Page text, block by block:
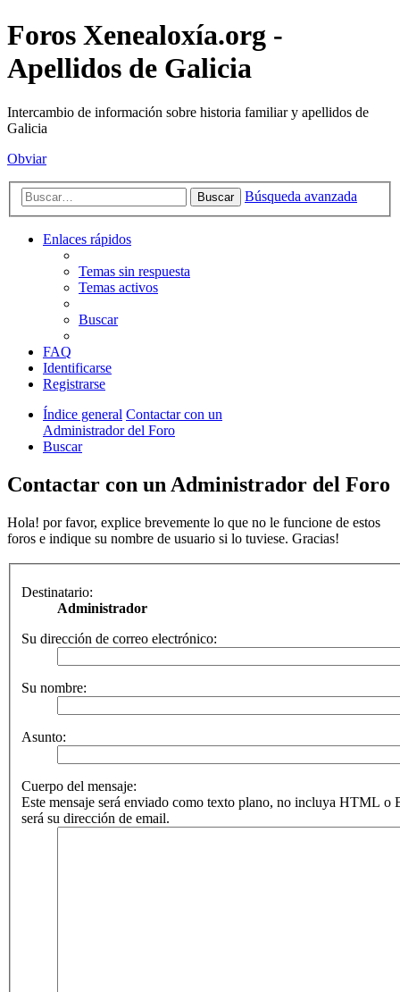
Foros Xenealoxía.org -
Apellidos de Galicia
Intercambio de información sobre historia familiar y apellidos de
Galicia
Obviar
Buscar Búsqueda avanzada
Enlaces rápidos
Temas sin respuesta
Temas activos
Buscar
FAQ
Identificarse
Registrarse
Índice general Contactar con un
Administrador del Foro
Buscar
Contactar con un Administrador del Foro
Hola! por favor, explice brevemente lo que no le funcione de estos
foros e indique su nombre de usuario si lo tuviese. Gracias!
Destinatario:
Administrador
Su dirección de correo electrónico:
Su nombre:
Asunto:
Cuerpo del mensaje:
Este mensaje será enviado como texto plano, no incluya HTML o
será su dirección de email.